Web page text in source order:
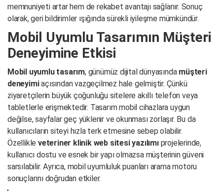
memnuniyeti artar hem de rekabet avantajı sağlanır. Sonuç
olarak, geri bildirimler ışığında sürekli iyileşme mümkündür.
Mobil Uyumlu Tasarımın Müşteri
Deneyimine Etkisi
Mobil uyumlu tasarım, günümüz dijital dünyasında müşteri
deneyimiaçısından vazgeçilmez hale gelmiştir. Çünkü
ziyaretçilerin büyük çoğunluğu sitelere akıllı telefon veya
tabletlerle erişmektedir. Tasarım mobil cihazlara uygun
değilse, sayfalar geç yüklenir ve okunması zorlaşır. Bu da
kullanıcıların siteyi hızla terk etmesine sebep olabilir.
Özellikle veteriner klinik web sitesi yazılımıprojelerinde,
kullanıcı dostu ve esnek bir yapı olmazsa müşterinin güveni
sarsılabilir. Ayrıca, mobil uyumluluk puanları arama motoru
sonuçlarını doğrudan etkiler.